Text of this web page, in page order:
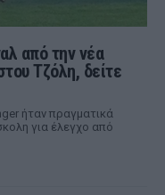
από την νέα
Τζόλη, δείτε
ήταν πραγματικά
για έλεγχο από